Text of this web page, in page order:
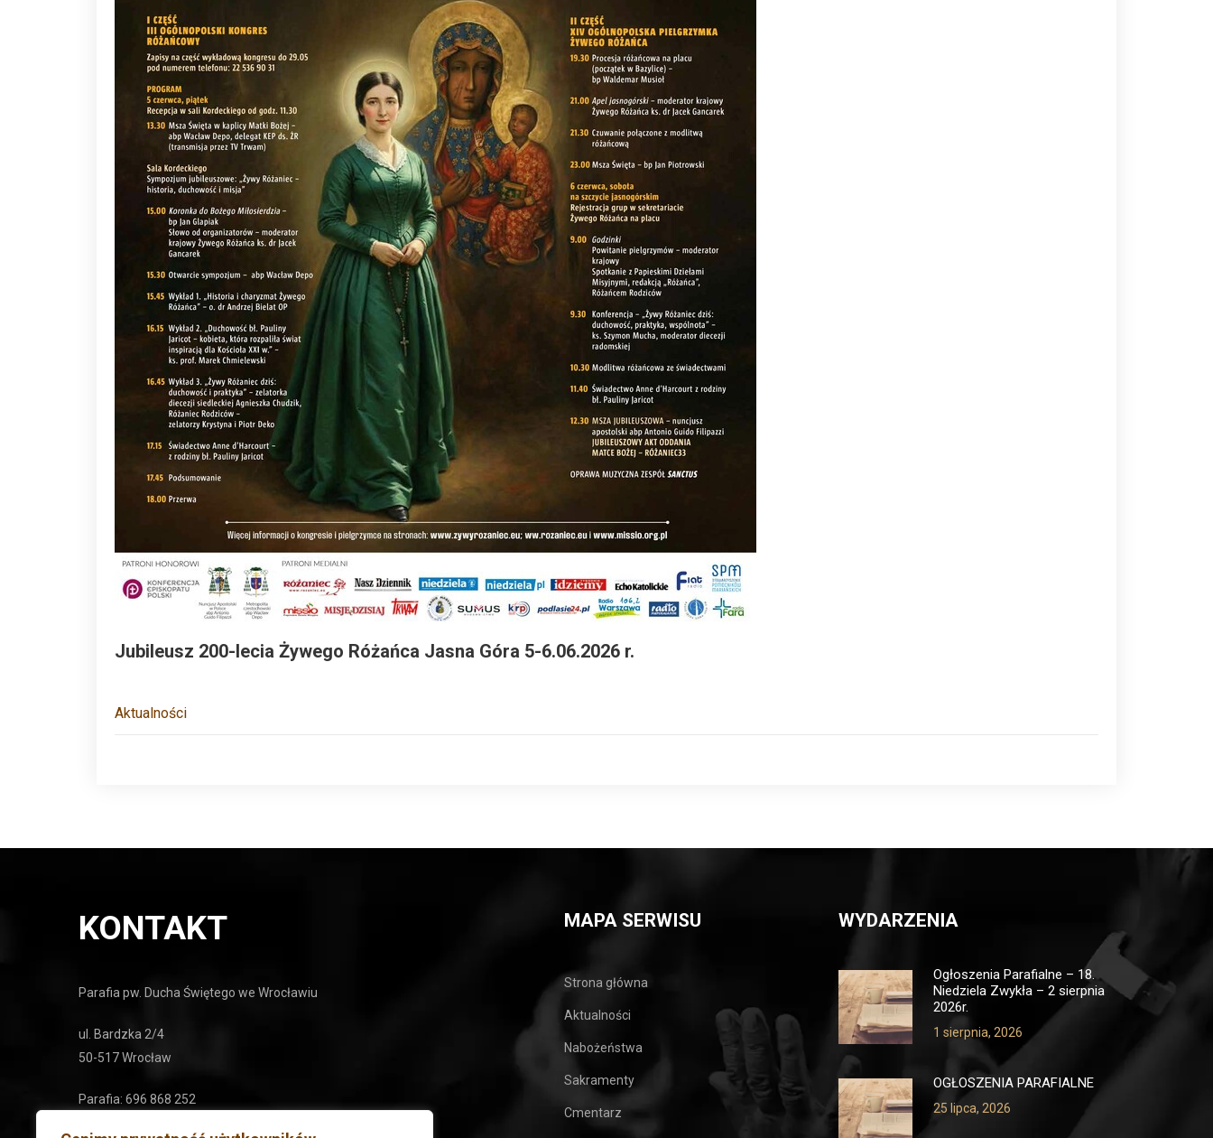
Jubileusz 200-lecia Żywego Różańca Jasna Góra 5-6.06.2026 r.
Aktualności
KONTAKT
Parafia pw. Ducha Świętego we Wrocławiu
ul. Bardzka 2/4
50-517 Wrocław
Parafia: 696 868 252
MAPA SERWISU
Strona główna
Aktualności
Nabożeństwa
Sakramenty
Cmentarz
WYDARZENIA
Ogłoszenia Parafialne – 18.
Niedziela Zwykła – 2 sierpnia
2026r.
1 sierpnia, 2026
OGŁOSZENIA PARAFIALNE
25 lipca, 2026